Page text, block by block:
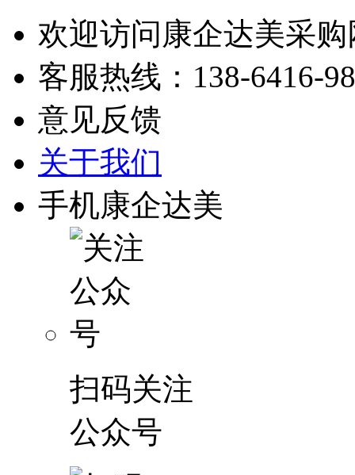
欢迎访问康企达美采购
客服热线： 138-6416-
意见反馈
关于我们
手机康企达美
扫码关注
公众号